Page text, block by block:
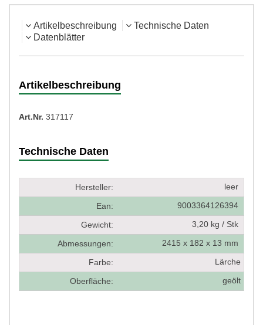
Artikelbeschreibung
Technische Daten
Datenblätter
Artikelbeschreibung
Art.Nr. 317117
Technische Daten
Hersteller: leer
Ean: 9003364126394
Gewicht: 3,20 kg / Stk
Abmessungen: 2415 x 182 x 13 mm
Farbe: Lärche
Oberfläche: geölt